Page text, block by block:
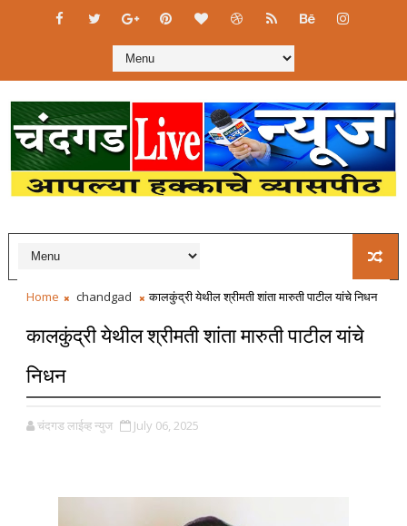
Home chandgad कालकुंद्री येथील श्रीमती शांता मारुती पाटील यांचे निधन
कालकुंद्री येथील श्रीमती शांता मारुती पाटील यांचे
निधन
चंदगड लाईव्ह न्युज July 06, 2025